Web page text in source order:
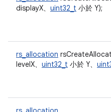
displayX、 uint32_t 小於 Y);
rs_allocation
levelX、 uint32_t 小於 Y、